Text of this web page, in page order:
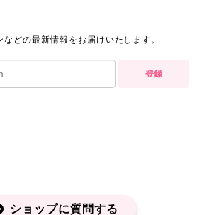
どの最新情報をお届けいたします。
登録
ショップに質問する